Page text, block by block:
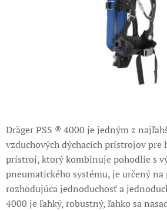
Dräger PSS ® 4000 je jedným z
vzduchových dýchacích prístrojov pre
prístroj, ktorý kombinuje pohodlie s
pneumatického systému, je určený
rozhodujúca jednoduchosť a
4000 je ľahký, robustný, ľahko sa